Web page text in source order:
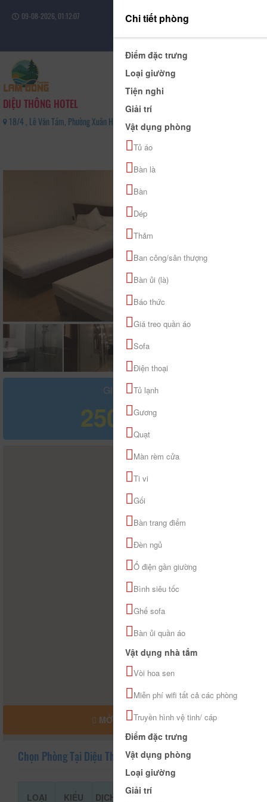
09-08-2026, 01:12:07
Đăng nhập
DIỆU THÔNG HOTEL
18/4 , Lê Văn Tám, Phường Xuân Hương - Đà Lạt, Tỉnh Lâm Đồng - 0373382149
Giá tham khảo
250.000 đ
MỞ RỘNG BẢN ĐỒ
Chọn Phòng Tại Diệu Thông Hotel
LOẠI
KIỂU
DỊCH
GIÁ THAM
Chi tiết phòng
Điểm đặc trưng
Loại giường
Tiện nghi
Giải trí
Vật dụng phòng
Tủ áo
Bàn là
Bàn
Dép
Thảm
Ban công/sân thượng
Bàn ủi (là)
Báo thức
Giá treo quần áo
Sofa
Điện thoại
Tủ lạnh
Gương
Quạt
Màn rèm cửa
Ti vi
Gối
Bàn trang điểm
Đèn ngủ
Ổ điện gần giường
Bình siêu tốc
Ghế sofa
Bàn ủi quần áo
Vật dụng nhà tắm
Vòi hoa sen
Miễn phí wifi tất cả các phòng
Truyền hình vệ tinh/ cáp
Điểm đặc trưng
Vật dụng phòng
Loại giường
Giải trí